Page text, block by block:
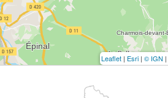
Leaflet | Esri | © IGN |